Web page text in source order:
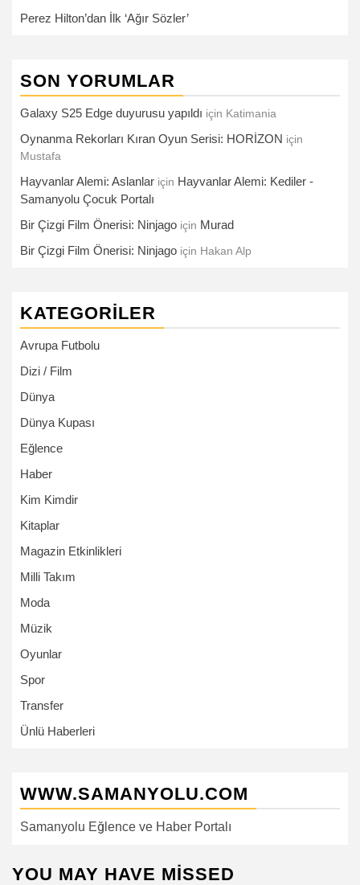
Perez Hilton’dan İlk ‘Ağır Sözler’
SON YORUMLAR
Galaxy S25 Edge duyurusu yapıldı için Katimania
Oynanma Rekorları Kıran Oyun Serisi: HORİZON için
Mustafa
Hayvanlar Alemi: Aslanlar için Hayvanlar Alemi: Kediler -
Samanyolu Çocuk Portalı
Bir Çizgi Film Önerisi: Ninjago için Murad
Bir Çizgi Film Önerisi: Ninjago için Hakan Alp
KATEGORILER
Avrupa Futbolu
Dizi / Film
Dünya
Dünya Kupası
Eğlence
Haber
Kim Kimdir
Kitaplar
Magazin Etkinlikleri
Milli Takım
Moda
Müzik
Oyunlar
Spor
Transfer
Ünlü Haberleri
WWW.SAMANYOLU.COM
Samanyolu Eğlence ve Haber Portalı
YOU MAY HAVE MISSED